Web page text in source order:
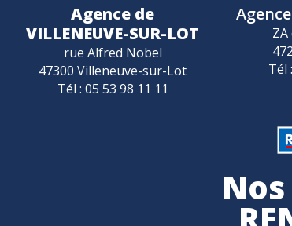
Agence de
VILLENEUVE-SUR-LOT
rue Alfred Nobel
47300 Villeneuve-sur-Lot
Tél : 05 53 98 11 11
Tél